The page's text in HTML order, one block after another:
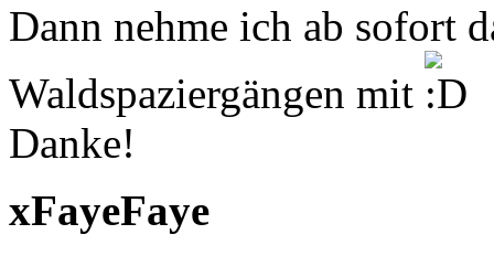
Dann nehme ich ab sofort
Waldspaziergängen mit
Danke!
xFayeFaye